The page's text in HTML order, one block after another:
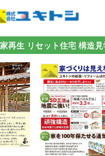
再生 リセット住宅 構造見